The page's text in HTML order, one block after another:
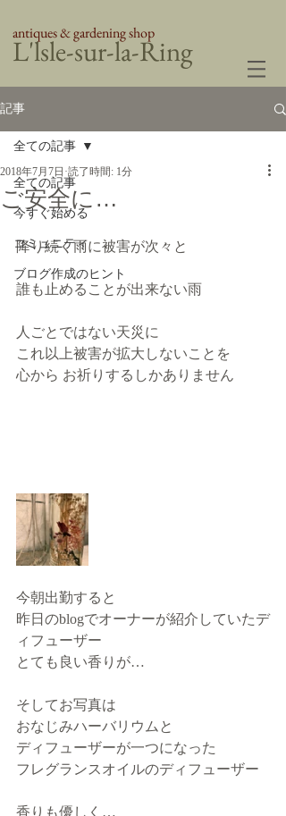
​L'lsle-sur-la-Ring
antiques & gardening shop
記事
全ての記事
今すぐ始める
コミュニティ
ブログ作成のヒント
全ての記事
ご安全に…
2018年7月7日 読了時間: 1分
降り続く雨に被害が次々と
誰も止めることが出来ない雨
人ごとではない天災に
これ以上被害が拡大しないことを
心から お祈りするしかありません
今朝出勤すると
昨日のblogでオーナーが紹介していたデ
ィフューザー
とても良い香りが…
そしてお写真は
おなじみハーバリウムと
ディフューザーが一つになった
フレグランスオイルのディフューザー
香りも優しく…